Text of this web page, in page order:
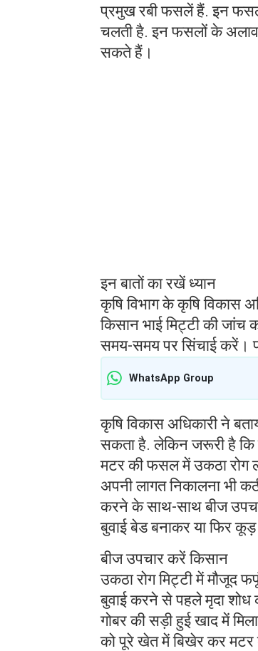
प्रमुख रबी फसलें हैं. इन
चलती है. इन फसलों के अलावा
सकते हैं।
इन बातों का रखें ध्यान
कृषि विभाग के कृषि विकास
किसान भाई मिट्टी की
समय-समय पर सिंचाई करें।
WhatsApp Group
कृषि विकास अधिकारी ने
सकता है. लेकिन जरूरी है कि
मटर की फसल में उकठा रोग
अपनी लागत निकालना भी
करने के साथ-साथ बीज
बुवाई बेड बनाकर या फिर
बीज उपचार करें किसान
उकठा रोग मिट्टी में मौजूद
बुवाई करने से पहले मृदा शोध
गोबर की सड़ी हुई खाद में
को पूरे खेत में बिखेर कर